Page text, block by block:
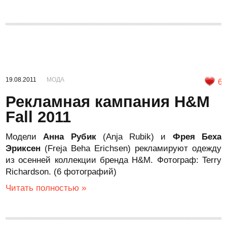
19.08.2011 МОДА 6
Рекламная кампания H&M
Fall 2011
МоделиАнна Рубик(Anja Rubik) и Фрея Беха
Эриксен (Freja Beha Erichsen) рекламируют одежду
из осенней коллекции бренда H&M. Фотограф: Terry
Richardson. (6 фотографий)
Читать полностью »